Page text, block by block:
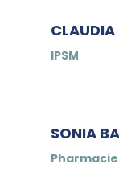
CLAUDIA
IPSM
SONIA